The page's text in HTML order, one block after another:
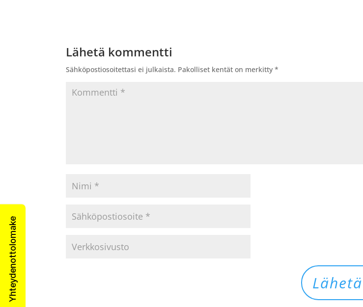
Yhteydenottolomake
Lähetä kommentti
Sähköpostiosoitettasi ei julkaista. Pakolliset kentät on merkitty*